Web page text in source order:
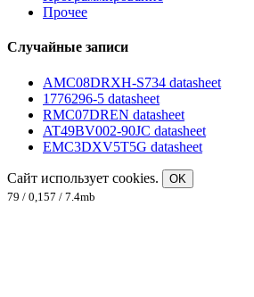
Прочее
Случайные записи
AMC08DRXH-S734 datasheet
1776296-5 datasheet
RMC07DREN datasheet
AT49BV002-90JC datasheet
EMC3DXV5T5G datasheet
Сайт использует cookies.
OK
79 / 0,157 / 7.4mb